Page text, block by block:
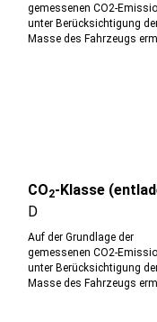
gemessenen CO2-
unter Berücksichtigung
Masse des Fahrzeugs
CO2-Klasse
D
Auf der Grundlage der
gemessenen CO2-
unter Berücksichtigung
Masse des Fahrzeugs